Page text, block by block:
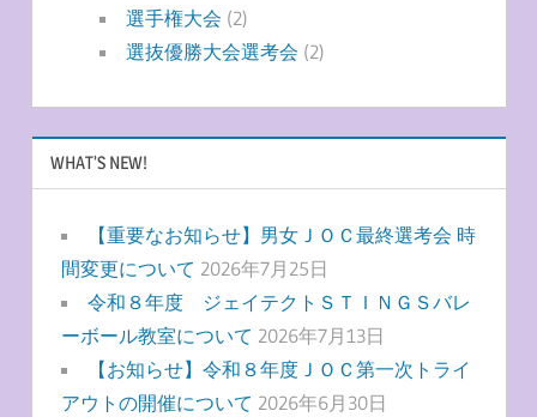
選手権大会 (2)
選抜優勝大会選考会 (2)
WHAT’S NEW!
【重要なお知らせ】男女ＪＯＣ最終選考会 時
間変更について 2026年7月25日
令和８年度 ジェイテクトＳＴＩＮＧＳバレ
ーボール教室について 2026年7月13日
【お知らせ】令和８年度ＪＯＣ第一次トライ
アウトの開催について 2026年6月30日